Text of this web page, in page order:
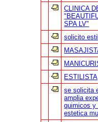
CLINICA
SPA LV"
solicito
ESTILISTA
se solicita
amplia
quimicos y
estetica